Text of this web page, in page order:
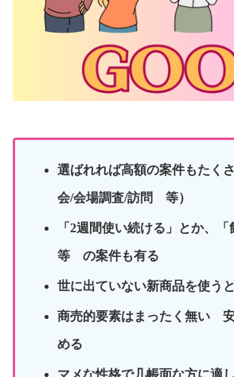
選ばれれば高額の案件もたく
会/会場調査/訪問 等）
「2週間使い続ける」とか、「
等 の案件も有る
世に出ていない新商品を使う
商売的要素はまったく無い
める